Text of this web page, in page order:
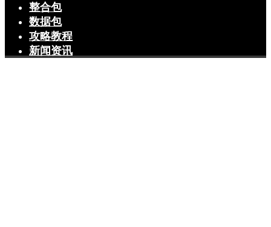
整合包
数据包
攻略教程
新闻资讯